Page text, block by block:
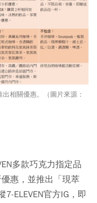
相關優惠。（圖片來源：
多款巧克力指定品
惠，並推出「現萃
ELEVEN官方IG，即